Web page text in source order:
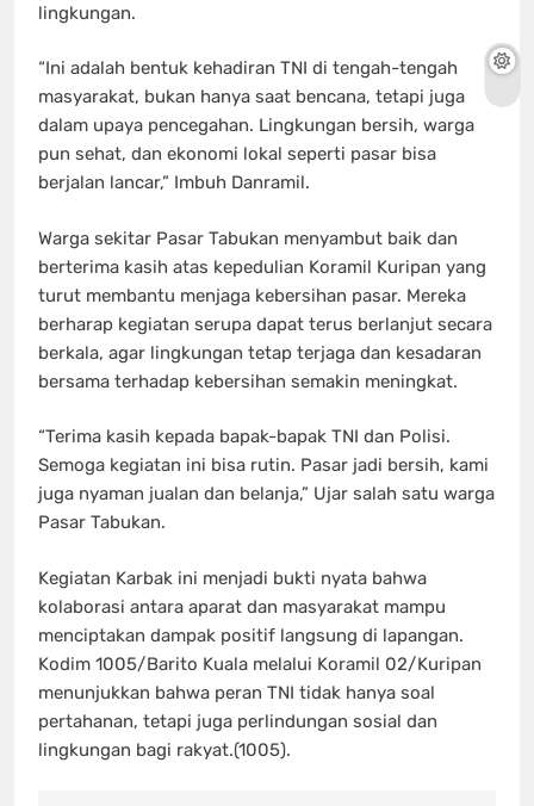
lingkungan.
“Ini adalah bentuk kehadiran TNI di tengah-tengah
masyarakat, bukan hanya saat bencana, tetapi juga
dalam upaya pencegahan. Lingkungan bersih, warga
pun sehat, dan ekonomi lokal seperti pasar bisa
berjalan lancar,” Imbuh Danramil.
Warga sekitar Pasar Tabukan menyambut baik dan
berterima kasih atas kepedulian Koramil Kuripan yang
turut membantu menjaga kebersihan pasar. Mereka
berharap kegiatan serupa dapat terus berlanjut secara
berkala, agar lingkungan tetap terjaga dan kesadaran
bersama terhadap kebersihan semakin meningkat.
“Terima kasih kepada bapak-bapak TNI dan Polisi.
Semoga kegiatan ini bisa rutin. Pasar jadi bersih, kami
juga nyaman jualan dan belanja,” Ujar salah satu warga
Pasar Tabukan.
Kegiatan Karbak ini menjadi bukti nyata bahwa
kolaborasi antara aparat dan masyarakat mampu
menciptakan dampak positif langsung di lapangan.
Kodim 1005/Barito Kuala melalui Koramil 02/Kuripan
menunjukkan bahwa peran TNI tidak hanya soal
pertahanan, tetapi juga perlindungan sosial dan
lingkungan bagi rakyat.(1005).